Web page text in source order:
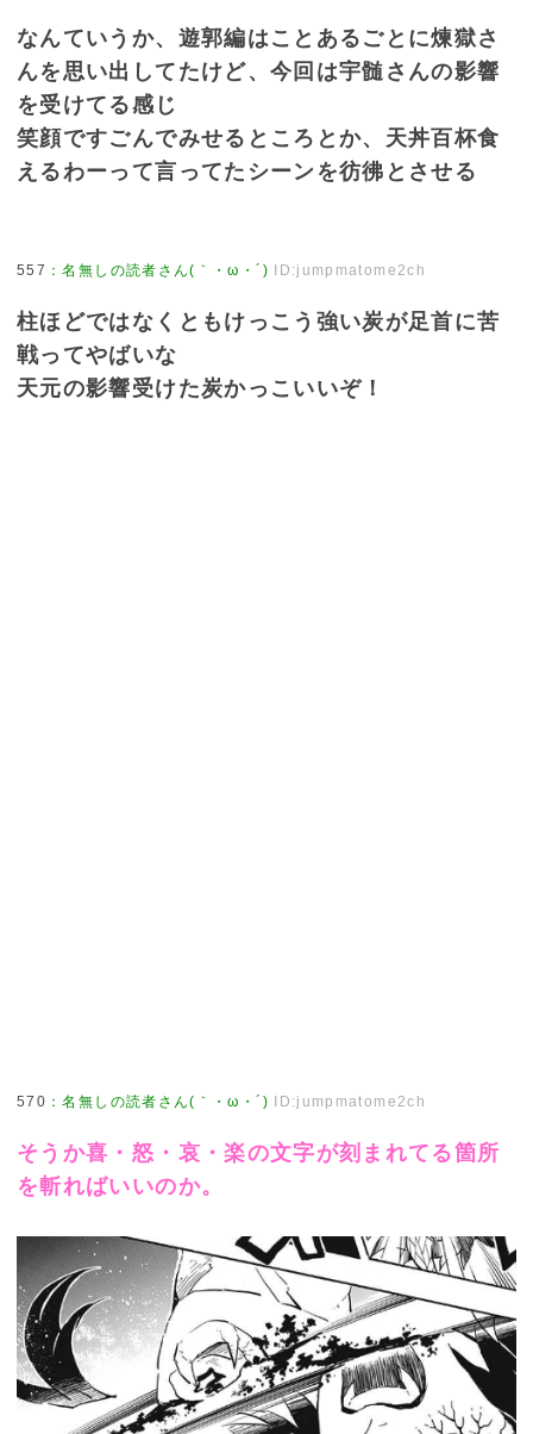
なんていうか、遊郭編はことあるごとに煉獄さ
んを思い出してたけど、今回は宇髄さんの影響
を受けてる感じ
笑顔ですごんでみせるところとか、天丼百杯食
えるわーって言ってたシーンを彷彿とさせる
557 ：名無しの読者さん(｀・ω・´) ID:jumpmatome2ch
柱ほどではなくともけっこう強い炭が足首に苦
戦ってやばいな
天元の影響受けた炭かっこいいぞ！
570 ：名無しの読者さん(｀・ω・´) ID:jumpmatome2ch
そうか喜・怒・哀・楽の文字が刻まれてる箇所
を斬ればいいのか。